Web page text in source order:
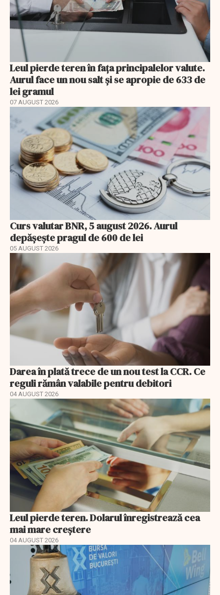
Leul pierde teren în fața principalelor valute.
Aurul face un nou salt și se apropie de 633 de
lei gramul
07 AUGUST 2026
Curs valutar BNR, 5 august 2026. Aurul
depășește pragul de 600 de lei
05 AUGUST 2026
Darea în plată trece de un nou test la CCR. Ce
reguli rămân valabile pentru debitori
04 AUGUST 2026
Leul pierde teren. Dolarul înregistrează cea
mai mare creștere
04 AUGUST 2026